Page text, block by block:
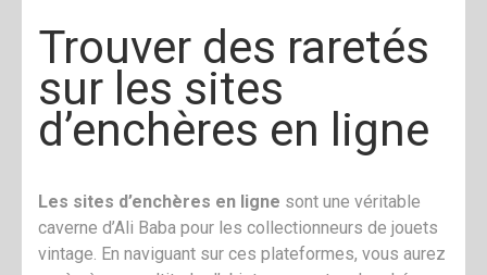
Trouver des raretés
sur les sites
d’enchères en ligne
Les sites d’enchères en ligne sont une véritable
caverne d’Ali Baba pour les collectionneurs de jouets
vintage. En naviguant sur ces plateformes, vous aurez